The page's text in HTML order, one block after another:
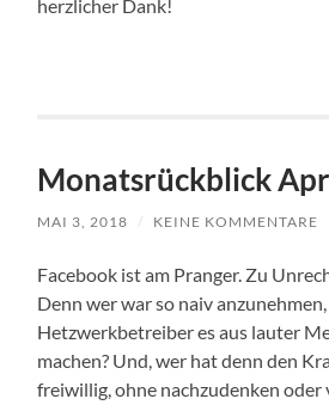
herzlicher Dank!
Monatsrückblick
MAI 3, 2018 / KEINE KOMMENTARE
Facebook ist am Pranger. Zu
Denn wer war so naiv
Hetzwerkbetreiber es aus lauter
machen? Und, wer hat denn den
freiwillig, ohne nachzudenken oder